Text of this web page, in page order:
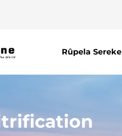
Rûpela Sereke